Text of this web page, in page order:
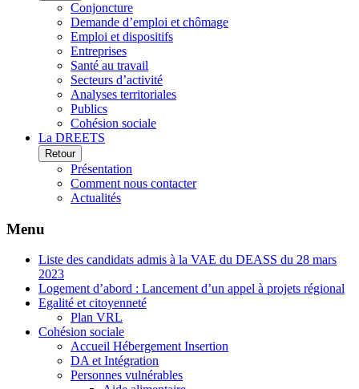
Conjoncture
Demande d’emploi et chômage
Emploi et dispositifs
Entreprises
Santé au travail
Secteurs d’activité
Analyses territoriales
Publics
Cohésion sociale
La DREETS
Retour
Présentation
Comment nous contacter
Actualités
Menu
Liste des candidats admis à la VAE du DEASS du 28 mars
2023
Logement d’abord : Lancement d’un appel à projets régional
Egalité et citoyenneté
Plan VRL
Cohésion sociale
Accueil Hébergement Insertion
DA et Intégration
Personnes vulnérables